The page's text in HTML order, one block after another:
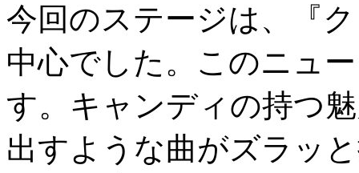
今回のステージは、『
中心でした。このニュ
す。キャンディの持つ
出すような曲がズラッ